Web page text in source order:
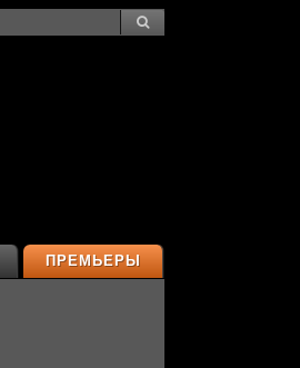
ПРЕМЬЕРЫ